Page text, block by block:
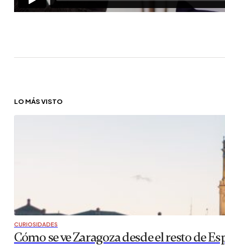
LO MÁS VISTO
CURIOSIDADES
Cómo se ve Zaragoza desde el resto de